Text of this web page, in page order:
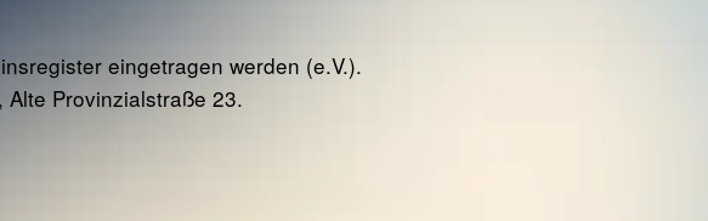
eingetragen werden (e.V.).
Provinzialstraße 23.